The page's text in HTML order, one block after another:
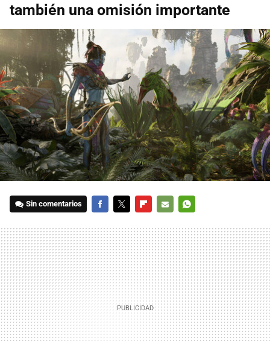
también una omisión importante
Sin comentarios
MAIL